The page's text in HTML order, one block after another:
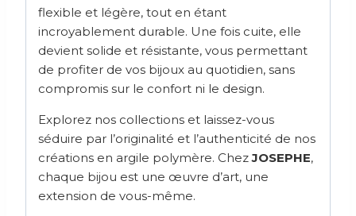
flexible et légère, tout en étant
incroyablement durable. Une fois cuite, elle
devient solide et résistante, vous permettant
de profiter de vos bijoux au quotidien, sans
compromis sur le confort ni le design.
Explorez nos collections et laissez-vous
séduire par l’originalité et l’authenticité de nos
créations en argile polymère. ChezJOSEPHE,
chaque bijou est une œuvre d’art, une
extension de vous-même.